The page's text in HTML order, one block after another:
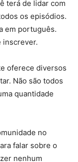
terá de lidar com
os episódios.
em português.
inscrever.
oferece diversos
Não são todos
quantidade
no
falar sobre o
nenhum